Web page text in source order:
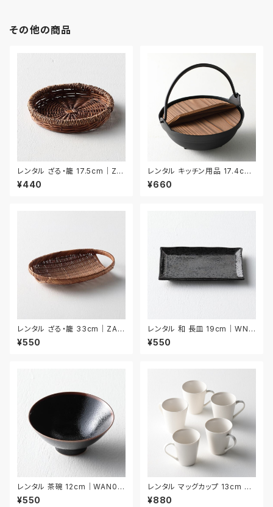
その他の商品
レンタル ざる・籠 17.5cm｜ZA
R034
¥440
レンタル キッチン用品 17.4cm
｜KIW031
¥660
レンタル ざる・籠 33cm｜ZAR
029
¥550
レンタル 和 長皿 19cm｜WNA
022
¥550
レンタル 茶碗 12cm｜WAN02
9
¥550
レンタル マッグカップ 13cm 5
客セット｜MAG001
¥880